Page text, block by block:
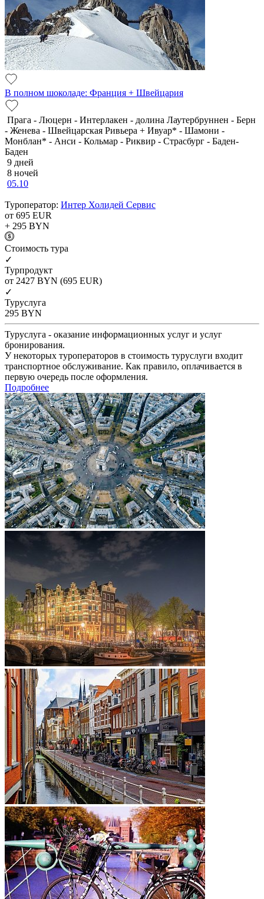
В полном шоколаде: Франция + Швейцария
Прага - Люцерн - Интерлакен - долина Лаутербруннен - Берн
- Женева - Швейцарская Ривьера + Ивуар* - Шамони -
Монблан* - Анси - Кольмар - Риквир - Страсбург - Баден-
Баден
9 дней
8 ночей
05.10
Туроператор: Интер Холидей Сервис
от 695 EUR
+ 295 BYN
Cтоимость тура
✓
Турпродукт
от 2427 BYN (695 EUR)
✓
Туруслуга
295 BYN
Туруслуга - оказание информационных услуг и услуг
бронирования.
У некоторых туроператоров в стоимость туруслуги входит
транспортное обслуживание. Как правило, оплачивается в
первую очередь после оформления.
Подробнее